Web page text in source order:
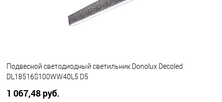
Подвесной светодиодный светильник Donolux Decoled
DL18516S100WW40L5 D5
1 067,48 pуб.